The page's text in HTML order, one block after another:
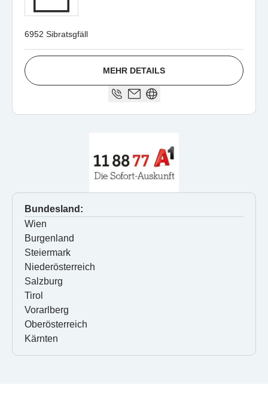
6952 Sibratsgfäll
MEHR DETAILS
Bundesland:
Wien
Burgenland
Steiermark
Niederösterreich
Salzburg
Tirol
Vorarlberg
Oberösterreich
Kärnten